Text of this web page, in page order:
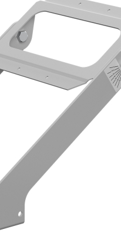
(vrt. kiinnike X121)
säätö